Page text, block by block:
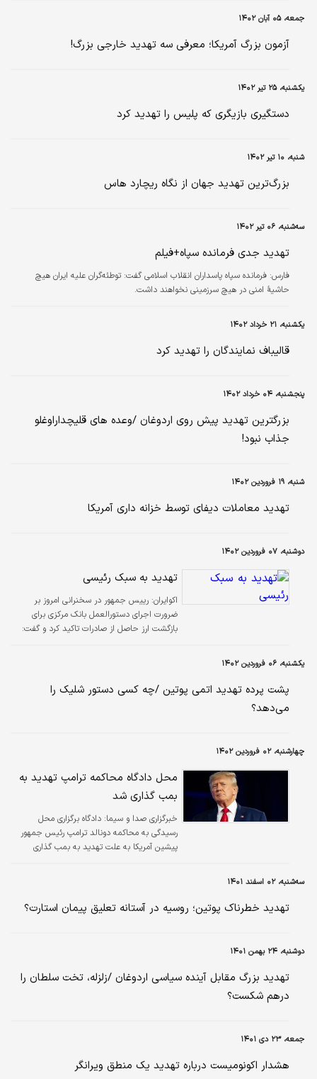
جمعه، ۰۵ آبان ۱۴۰۲
آزمون بزرگ آمریکا؛ معرفی سه تهدید خارجی بزرگ!
یکشنبه، ۲۵ تیر ۱۴۰۲
دستگیری بازیگری که پلیس را تهدید کرد
شنبه، ۱۰ تیر ۱۴۰۲
بزرگ‌ترین تهدید جهان از نگاه ریچارد هاس
سه‌شنبه، ۰۶ تیر ۱۴۰۲
تهدید جدی فرمانده سپاه+فیلم
فارس: فرمانده سپاه پاسداران انقلاب اسلامی گفت: توطئه‌گران علیه ایران هیچ
حاشیۀ امنی در هیچ سرزمینی نخواهند داشت.
یکشنبه، ۲۱ خرداد ۱۴۰۲
قالیباف نمایندگان را تهدید کرد
پنجشنبه، ۰۴ خرداد ۱۴۰۲
بزرگترین تهدید پیش روی اردوغان /وعده های قلیچداراوغلو
جذاب نبود!
شنبه، ۱۹ فروردین ۱۴۰۲
تهدید معاملات دیفای توسط خزانه داری آمریکا
دوشنبه، ۰۷ فروردین ۱۴۰۲
تهدید به سبک رئیسی
اکوایران: رییس جمهور در سخنرانی امروز بر
ضرورت اجرای دستورالعمل بانک مرکزی برای
بازگشت ارز حاصل از صادرات تاکید کرد و گفت:
یکشنبه، ۰۶ فروردین ۱۴۰۲
پشت پرده تهدید اتمی پوتین /چه کسی دستور شلیک را
می‌دهد؟
چهارشنبه، ۰۲ فروردین ۱۴۰۲
محل دادگاه محاکمه ترامپ تهدید به
بمب گذاری شد
خبرگزاری صدا و سیما: دادگاه برگزاری محل
رسیدگی به محاکمه دونالد ترامپ رئیس جمهور
پیشین آمریکا به علت تهدید به بمب گذاری
سه‌شنبه، ۰۲ اسفند ۱۴۰۱
تهدید خطرناک پوتین؛ روسیه در آستانه تعلیق پیمان استارت؟
دوشنبه، ۲۴ بهمن ۱۴۰۱
تهدید بزرگ مقابل آینده سیاسی اردوغان /زلزله، تخت سلطان را
درهم شکست؟
جمعه، ۲۳ دی ۱۴۰۱
هشدار اکونومیست درباره تهدید یک منطق ویرانگر